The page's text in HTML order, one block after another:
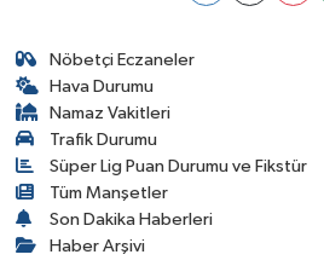
Nöbetçi Eczaneler
Hava Durumu
Namaz Vakitleri
Trafik Durumu
Süper Lig Puan Durumu ve Fikstür
Tüm Manşetler
Son Dakika Haberleri
Haber Arşivi